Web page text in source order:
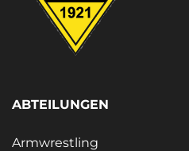
ABTEILUNGEN
Armwrestling